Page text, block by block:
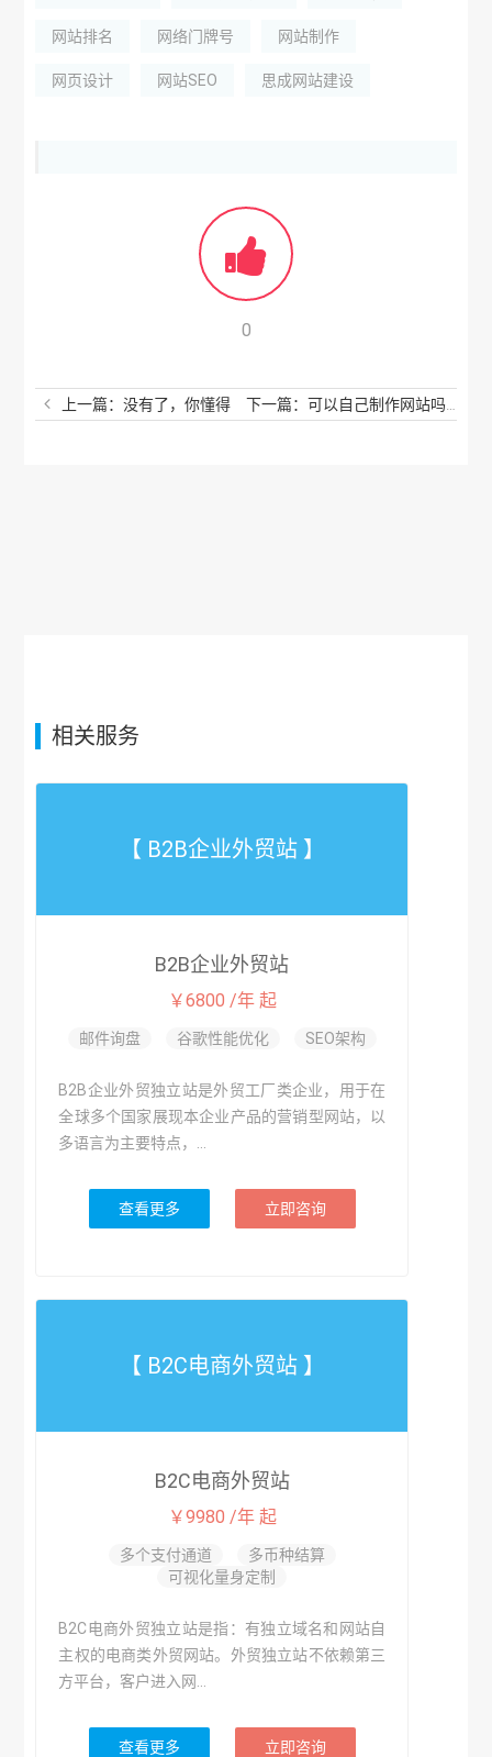
网站排名 网络门牌号 网站制作
网页设计 网站SEO 思成网站建设
0
上一篇：没有了，你懂得
相关服务
【 B2B企业外贸站 】
B2B企业外贸站
￥6800 /年 起
邮件询盘 谷歌性能优化 SEO架构
B2B企业外贸独立站是外贸工厂类企业，用于在
全球多个国家展现本企业产品的营销型网站，以
多语言为主要特点，...
查看更多 立即咨询
【 B2C电商外贸站 】
B2C电商外贸站
￥9980 /年 起
多个支付通道
多币种结算
可视化量身定制
B2C电商外贸独立站是指：有独立域名和网站自
主权的电商类外贸网站。外贸独立站不依赖第三
方平台，客户进入网...
查看更多 立即咨询